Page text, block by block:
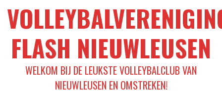
FLASH NIEUWLEUSEN
WELKOM BIJ DE LEUKSTE VOLLEYBALCLUB VAN
NIEUWLEUSEN EN OMSTREKEN!